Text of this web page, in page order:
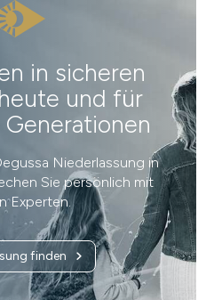
in sicheren
und für
Niederlassung in
Sie persönlich mit
Experten.
finden